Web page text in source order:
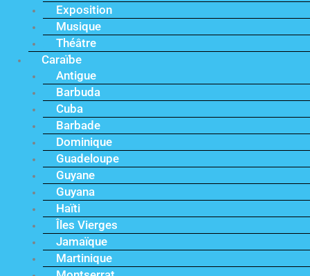
Exposition
Musique
Théâtre
Caraïbe
Antigue
Barbuda
Cuba
Barbade
Dominique
Guadeloupe
Guyane
Guyana
Haïti
Îles Vierges
Jamaïque
Martinique